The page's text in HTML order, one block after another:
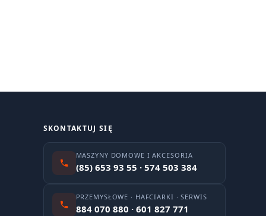
SKONTAKTUJ SIĘ
MASZYNY DOMOWE I AKCESORIA
(85) 653 93 55 · 574 503 384
PRZEMYSŁOWE · HAFCIARKI · SERWIS
884 070 880 · 601 827 771